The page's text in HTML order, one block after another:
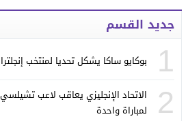
جديد القسم
1 بوكايو ساكا يشكل تحديا لمنتخب
2
الاتحاد الإنجليزي يعاقب لاعب
لمباراة واحدة